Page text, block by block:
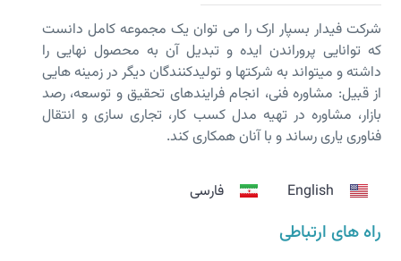
شرکت فیدار بسپار ارک را می توان یک مجموعه کامل دانست
که توانایی پروراندن ایده و تبدیل آن به محصول نهایی را
داشته و می­تواند به شرکت­ها و تولیدکنندگان دیگر در زمینه هایی
از قبیل: مشاوره فنی، انجام فرایندهای تحقیق و توسعه، رصد
بازار، مشاوره در تهیه مدل کسب کار، تجاری سازی و انتقال
فناوری یاری رساند و با آنان همکاری کند.
English فارسی
راه های ارتباطی